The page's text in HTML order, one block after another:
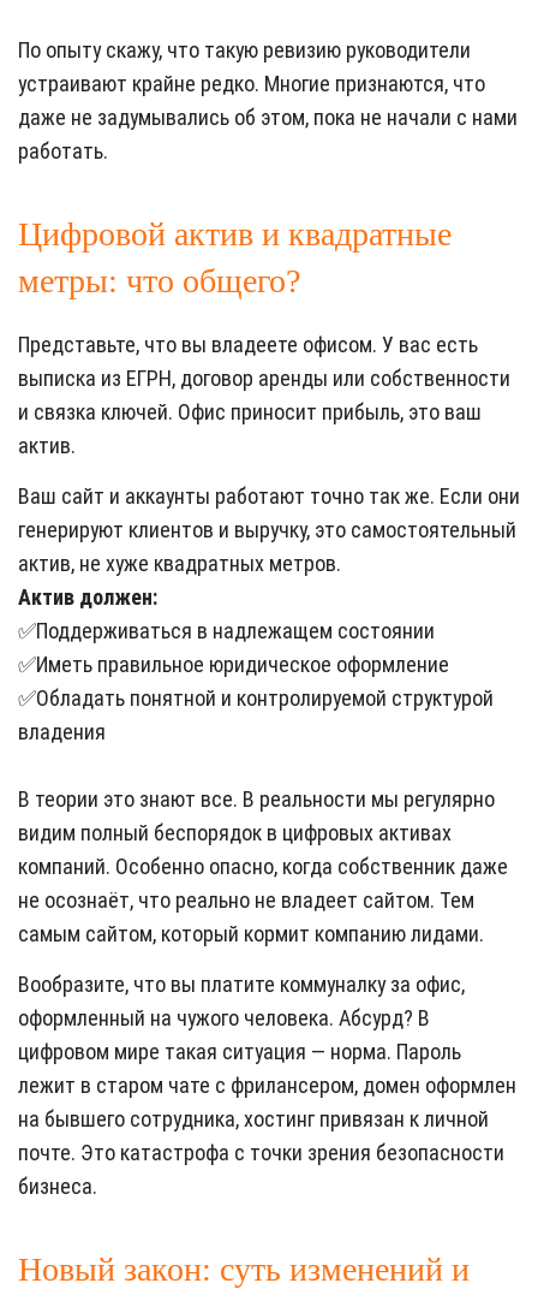
По опыту скажу, что такую ревизию руководители
устраивают крайне редко. Многие признаются, что
даже не задумывались об этом, пока не начали с нами
работать.
Цифровой актив и квадратные
метры: что общего?
Представьте, что вы владеете офисом. У вас есть
выписка из ЕГРН, договор аренды или собственности
и связка ключей. Офис приносит прибыль, это ваш
актив.
Ваш сайт и аккаунты работают точно так же. Если они
генерируют клиентов и выручку, это самостоятельный
актив, не хуже квадратных метров.
Актив должен:
✅Поддерживаться в надлежащем состоянии
✅Иметь правильное юридическое оформление
✅Обладать понятной и контролируемой структурой
владения
В теории это знают все. В реальности мы регулярно
видим полный беспорядок в цифровых активах
компаний. Особенно опасно, когда собственник даже
не осознаёт, что реально не владеет сайтом. Тем
самым сайтом, который кормит компанию лидами.
Вообразите, что вы платите коммуналку за офис,
оформленный на чужого человека. Абсурд? В
цифровом мире такая ситуация — норма. Пароль
лежит в старом чате с фрилансером, домен оформлен
на бывшего сотрудника, хостинг привязан к личной
почте. Это катастрофа с точки зрения безопасности
бизнеса.
Новый закон: суть изменений и